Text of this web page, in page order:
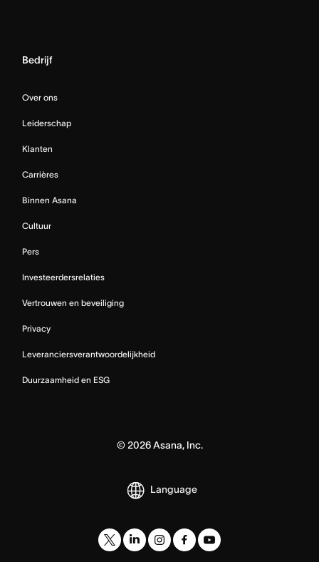
Bedrijf
Over ons
Leiderschap
Klanten
Carrières
Binnen Asana
Cultuur
Pers
Investeerdersrelaties
Vertrouwen en beveiliging
Privacy
Leveranciersverantwoordelijkheid
Duurzaamheid en ESG
© 2026Asana, Inc.
Language